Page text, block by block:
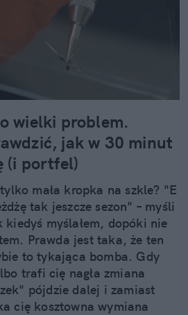
wielki problem.
jak w 30 minut
(i portfel)
mała kropka na szkle? "E
tak jeszcze sezon" – myśli
myślałem, dopóki nie
Prawda jest taka, że ten
to tykająca bomba. Gdy
trafi cię nagła zmiana
pójdzie dalej i zamiast
cię kosztowna wymiana